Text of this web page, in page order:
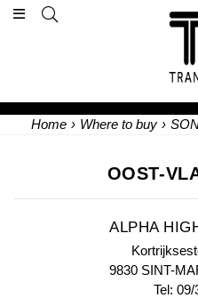
Home › Where to buy ›
OOST-
ALPHA
9830 SINT-
Tel: